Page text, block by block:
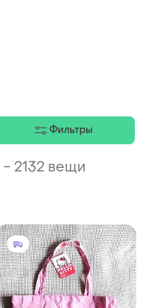
- 2132 вещи
Фильтры